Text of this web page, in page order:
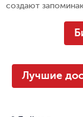
создают
Лучшие